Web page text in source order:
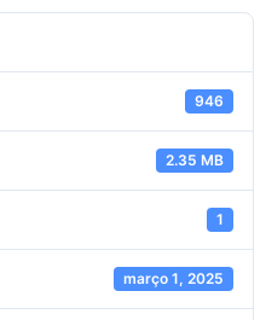
946
2.35 MB
1
março 1, 2025